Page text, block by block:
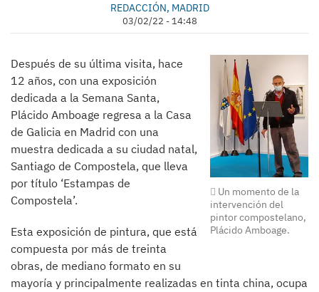
REDACCIÓN, MADRID
03/02/22 - 14:48
Un momento de la
intervención del
pintor compostelano,
Plácido Amboage.
Después de su última visita, hace
12 años, con una exposición
dedicada a la Semana Santa,
Plácido Amboage regresa a la Casa
de Galicia en Madrid con una
muestra dedicada a su ciudad natal,
Santiago de Compostela, que lleva
por título ‘Estampas de
Compostela’.
Esta exposición de pintura, que está
compuesta por más de treinta
obras, de mediano formato en su
mayoría y principalmente realizadas en tinta china, ocupa